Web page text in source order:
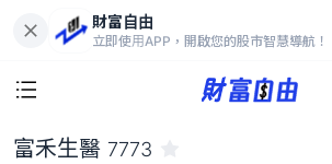
財富自由
立即使用APP，開啟您的股市智慧導航！
26.30
3.1%
富禾生醫 7773